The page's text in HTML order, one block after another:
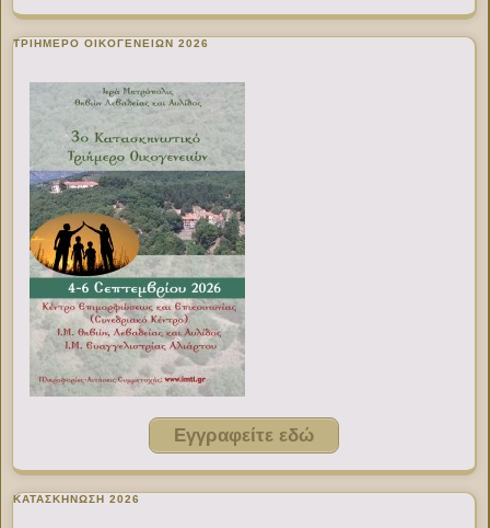
ΤΡΙΗΜΕΡΟ ΟΙΚΟΓΕΝΕΙΩΝ 2026
Εγγραφείτε εδώ
ΚΑΤΑΣΚΗΝΩΣΗ 2026